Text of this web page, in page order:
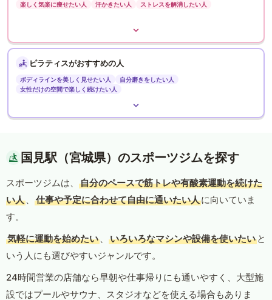
楽しく気楽に痩せたい人 汗かきたい人 ストレスを解消したい人
ピラティスがおすすめの人
ボディラインを美しく見せたい人
自分磨きをしたい人
女性だけの空間で楽しく続けたい人
国見駅（宮城県）のスポーツジムを探す
スポーツジムは、
自分のペースで筋トレや有酸素運動を続けた
い人 、 仕事や予定に合わせて自由に通いたい人に向いていま
す。
気軽に運動を始めたい 、 いろいろなマシンや設備を使いたい と
いう人にも選びやすいジャンルです。
24時間営業の店舗なら早朝や仕事帰りにも通いやすく、大型施
設ではプールやサウナ、スタジオなどを使える場合もありま